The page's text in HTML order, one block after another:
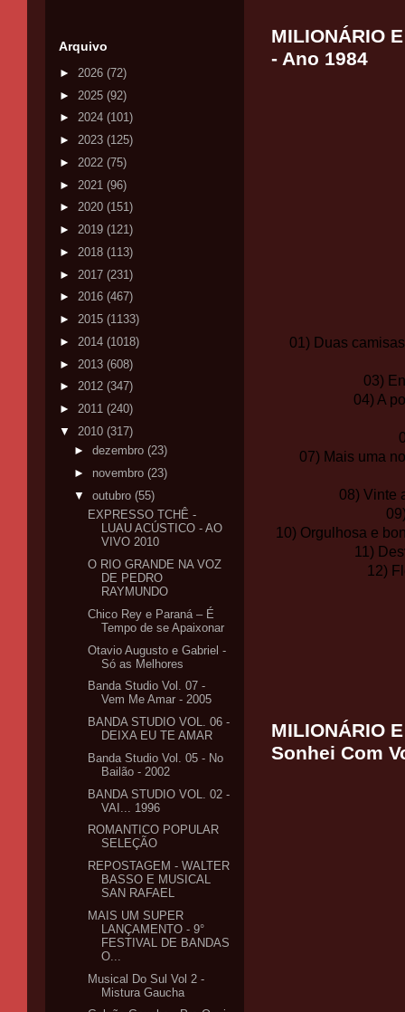
MILIONÁRIO
- Ano 1984
01) Duas
03)
04) A
07) Mais uma
08) Vinte
10) Orgulhosa e
11)
12)
MILIONÁRIO
Sonhei Com
Arquivo
► 2026 (72)
► 2025 (92)
► 2024 (101)
► 2023 (125)
► 2022 (75)
► 2021 (96)
► 2020 (151)
► 2019 (121)
► 2018 (113)
► 2017 (231)
► 2016 (467)
► 2015 (1133)
► 2014 (1018)
► 2013 (608)
► 2012 (347)
► 2011 (240)
▼ 2010 (317)
► dezembro (23)
► novembro (23)
▼ outubro (55)
EXPRESSO TCHÊ -
LUAU ACÚSTICO - AO
VIVO 2010
O RIO GRANDE NA VOZ
DE PEDRO
RAYMUNDO
Chico Rey e Paraná – É
Tempo de se Apaixonar
Otavio Augusto e Gabriel -
Só as Melhores
Banda Studio Vol. 07 -
Vem Me Amar - 2005
BANDA STUDIO VOL. 06 -
DEIXA EU TE AMAR
Banda Studio Vol. 05 - No
Bailão - 2002
BANDA STUDIO VOL. 02 -
VAI... 1996
ROMANTICO POPULAR
SELEÇÃO
REPOSTAGEM - WALTER
BASSO E MUSICAL
SAN RAFAEL
MAIS UM SUPER
LANÇAMENTO - 9°
FESTIVAL DE BANDAS
O...
Musical Do Sul Vol 2 -
Mistura Gaucha